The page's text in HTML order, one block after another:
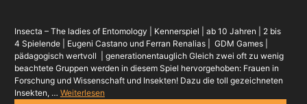
Insecta – The ladies of Entomology | Kennerspiel | ab 10 Jahren | 2 bis
4 Spielende | Eugeni Castano und Ferran Renalias | GDM Games |
pädagogisch wertvoll | generationentauglich Gleich zwei oft zu wenig
beachtete Gruppen werden in diesem Spiel hervorgehoben: Frauen in
Forschung und Wissenschaft und Insekten! Dazu die toll gezeichneten
Insekten, … Weiterlesen